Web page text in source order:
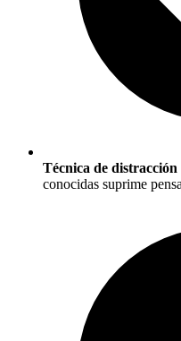
Técnica de distracción
conocidas suprime